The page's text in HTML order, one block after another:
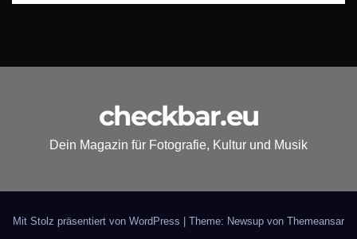
checkbar.eu
Dein Magazin für Fotografie, Kultur und Musik
Mit Stolz präsentiert von WordPress | Theme: Newsup von Themeansar